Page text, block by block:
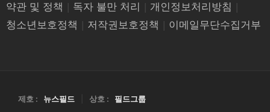
약관 및 정책 | 독자 불만 처리 | 개인정보처리방침 |
청소년보호정책 | 저작권보호정책 | 이메일무단수집거부
제호 : 뉴스필드 상호 : 필드그룹